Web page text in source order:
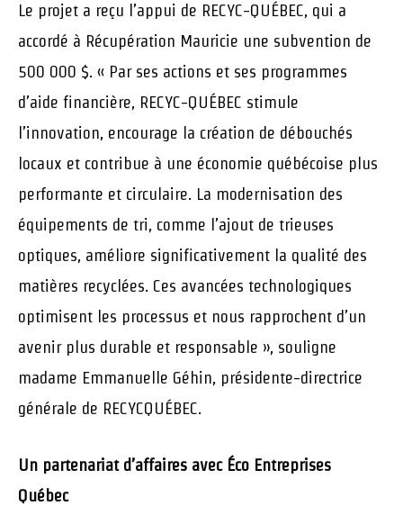
Le projet a reçu l’appui de RECYC-QUÉBEC, qui a
accordé à Récupération Mauricie une subvention de
500 000 $. « Par ses actions et ses programmes
d’aide financière, RECYC-QUÉBEC stimule
l’innovation, encourage la création de débouchés
locaux et contribue à une économie québécoise plus
performante et circulaire. La modernisation des
équipements de tri, comme l’ajout de trieuses
optiques, améliore significativement la qualité des
matières recyclées. Ces avancées technologiques
optimisent les processus et nous rapprochent d’un
avenir plus durable et responsable », souligne
madame Emmanuelle Géhin, présidente-directrice
générale de RECYCQUÉBEC.
Un partenariat d’affaires avec Éco Entreprises
Québec